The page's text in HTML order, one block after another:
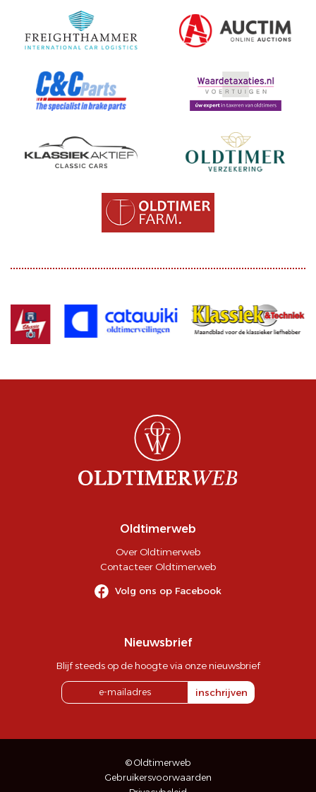
Oldtimerweb
Over Oldtimerweb
Contacteer Oldtimerweb
Volg ons op Facebook
Nieuwsbrief
Blijf steeds op de hoogte via onze nieuwsbrief
inschrijven
© Oldtimerweb
Gebruikersvoorwaarden